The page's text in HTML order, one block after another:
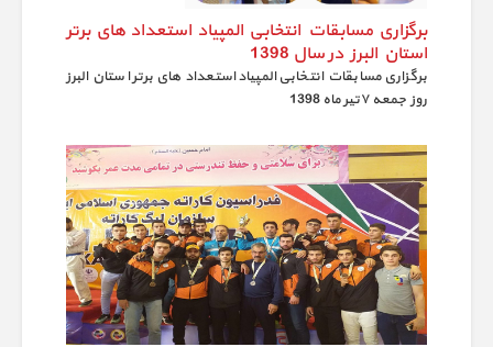
برگزاری مسابقات انتخابی المپیاد استعداد های برتر
استان البرز در سال 1398
برگزاری مسابقات انتخابی المپیاد استعداد های برتر استان البرز
روز جمعه ۷تیر ماه 1398